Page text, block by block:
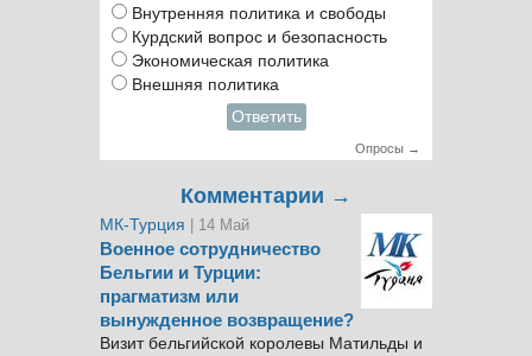
Внутренняя политика и свободы
Курдский вопрос и безопасность
Экономическая политика
Внешняя политика
Ответить
Опросы →
Комментарии →
МК-Турция | 14 Май
Военное сотрудничество
Бельгии и Турции:
прагматизм или
вынужденное возвращение?
Визит бельгийской королевы Матильды и